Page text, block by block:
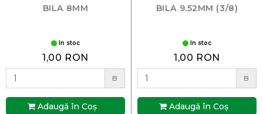
BILA 8MM
In stoc
1,00 RON
B
Adaugă în Coş
BILA 9.52MM (3/8)
In stoc
1,00 RON
B
Adaugă în Coş